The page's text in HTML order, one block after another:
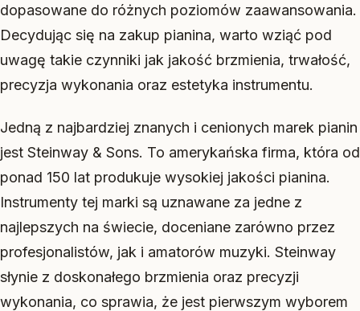
dopasowane do różnych poziomów zaawansowania.
Decydując się na zakup pianina, warto wziąć pod
uwagę takie czynniki jak jakość brzmienia, trwałość,
precyzja wykonania oraz estetyka instrumentu.
Jedną z najbardziej znanych i cenionych marek pianin
jest Steinway & Sons. To amerykańska firma, która od
ponad 150 lat produkuje wysokiej jakości pianina.
Instrumenty tej marki są uznawane za jedne z
najlepszych na świecie, doceniane zarówno przez
profesjonalistów, jak i amatorów muzyki. Steinway
słynie z doskonałego brzmienia oraz precyzji
wykonania, co sprawia, że jest pierwszym wyborem